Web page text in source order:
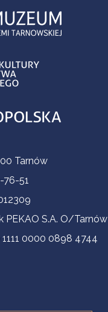
Tarnów
76-51
PEKAO S.A. O/Tarnów
0000 0898 4744